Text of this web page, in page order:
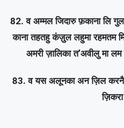
82. व अम्मल जिदारु फ़काना लि
काना तहतहु कंज़ुल लहुमा रहमतम
अमरी ज़ालिका त’अवीलु मा
83. व यस अलूनका अन ज़िल
ज़िकरा